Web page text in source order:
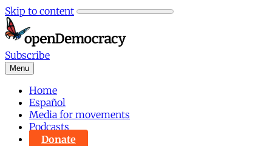
Skip to content
Subscribe
Menu
Home
Español
Media for movements
Podcasts
Donate